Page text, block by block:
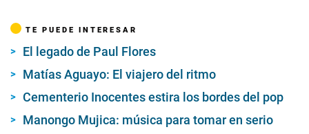
TE PUEDE INTERESAR
El legado de Paul Flores
Matías Aguayo: El viajero del ritmo
Cementerio Inocentes estira los bordes del pop
Manongo Mujica: música para tomar en serio